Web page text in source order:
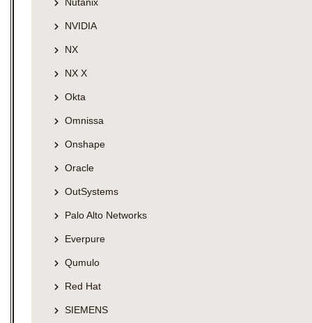
Nutanix
NVIDIA
NX
NX X
Okta
Omnissa
Onshape
Oracle
OutSystems
Palo Alto Networks
Everpure
Qumulo
Red Hat
SIEMENS